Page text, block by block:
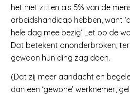
het niet zitten als 5% van de
arbeidshandicap hebben, want
hele dag mee bezig’ Let op de
Dat betekent ononderbroken,
gewoon hun ding zag doen.
(Dat zij meer aandacht en
dan een ‘gewone’ werknemer,